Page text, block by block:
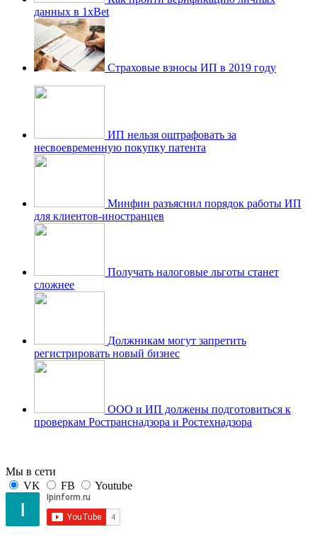
данных в 1xBet
Страховые взносы ИП в 2019 году
ИП нельзя оштрафовать за
несвоевременную покупку патента
Минфин разъяснил порядок работы ИП
для клиентов-иностранцев
Получать налоговые льготы станет
сложнее
Должникам могут запретить
регистрировать новый бизнес
ООО и ИП должены подготовиться к
проверкам Ространснадзора и Ростехнадзора
Мы в сети
VK
FB Youtube